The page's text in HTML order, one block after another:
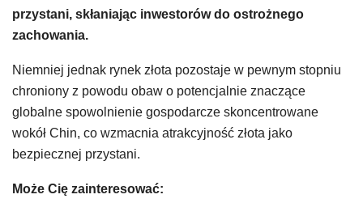
przystani, skłaniając inwestorów do ostrożnego
zachowania.
Niemniej jednak rynek złota pozostaje w pewnym stopniu
chroniony z powodu obaw o potencjalnie znaczące
globalne spowolnienie gospodarcze skoncentrowane
wokół Chin, co wzmacnia atrakcyjność złota jako
bezpiecznej przystani.
Może Cię zainteresować: